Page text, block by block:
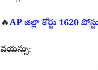
🔥AP జిల్లా కోర్టు 1620
వయస్సు: